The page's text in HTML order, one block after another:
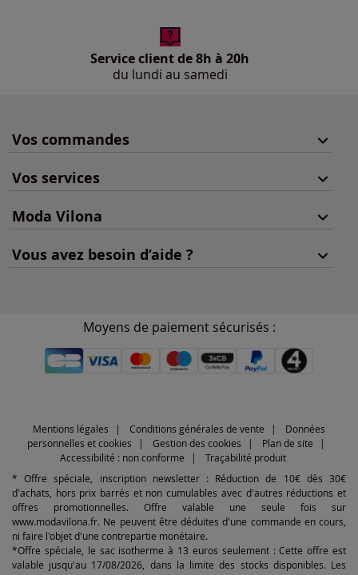
Service client de 8h à 20h
du lundi au samedi
Vos commandes
Vos services
Moda Vilona
Vous avez besoin d’aide ?
Moyens de paiement sécurisés :
Mentions légales Conditions générales de vente
Données
personnelles et cookies
Gestion des cookies
Plan de site
Accessibilité : non conforme
Traçabilité produit
* Offre spéciale, inscription newsletter : Réduction de 10€ dès 30€
d'achats, hors prix barrés et non cumulables avec d'autres réductions et
offres promotionnelles. Offre valable une seule fois sur
www.modavilona.fr. Ne peuvent être déduites d'une commande en cours,
ni faire l'objet d'une contrepartie monétaire.
*Offre spéciale, le sac isotherme à 13 euros seulement : Cette offre est
valable jusqu'au 17/08/2026, dans la limite des stocks disponibles. Les